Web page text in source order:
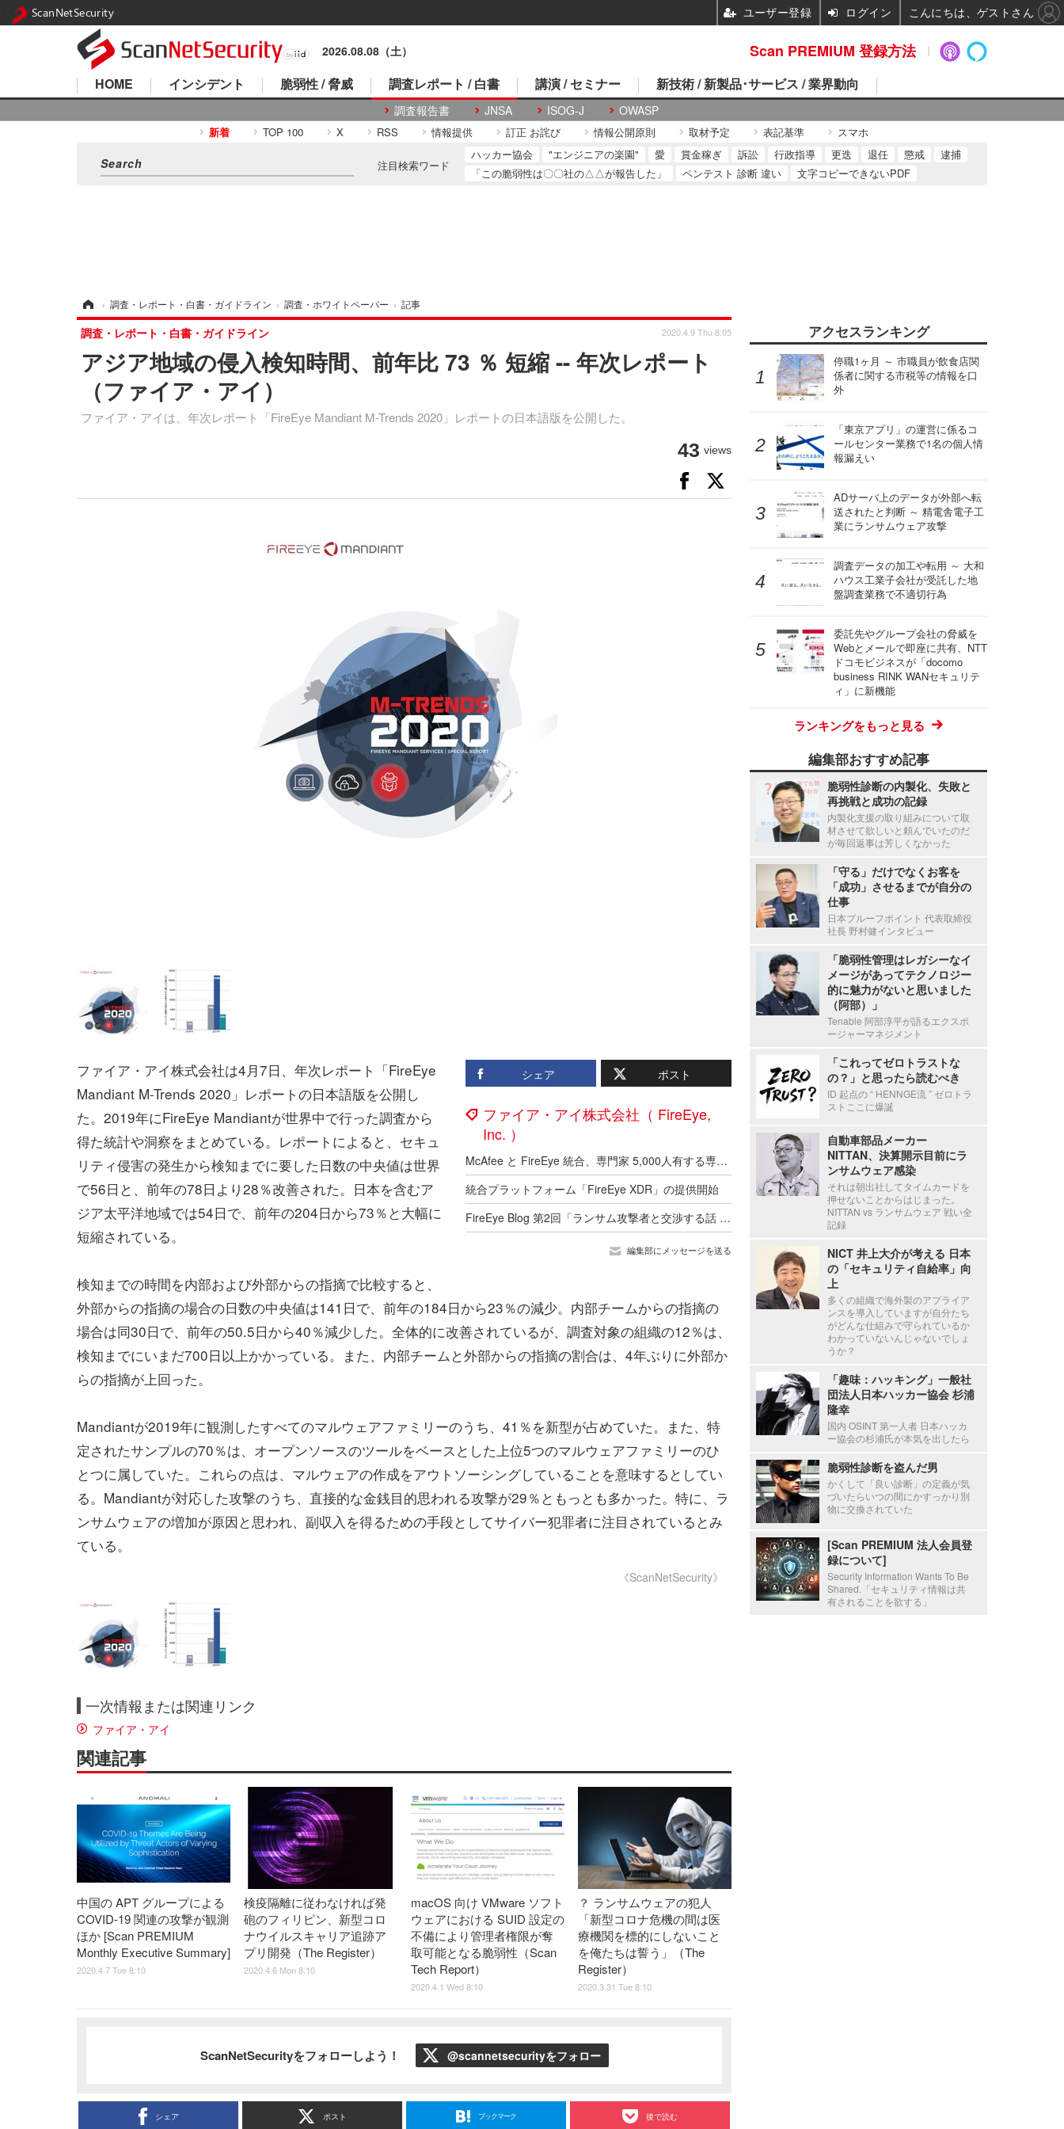
2026.08.08（土）
HOME インシデント 脆弱性 / 脅威 調査レポート / 白書
調査報告書 JNSA ISOG-J OWASP
講演 / セミナー 新技術 / 新製品･サービス / 業界動向
新着 TOP 100 X RSS 情報提供 訂正 お詫び 情報公開原則 取材予定 表記基準 スマホ
注目検索ワード
ハッカー協会 "エンジニアの楽園" 愛 賞金稼ぎ 訴訟 行政指導 更迭 退任 懲戒
逮捕
「この脆弱性は〇〇社の△△が報告した」
ペンテスト 診断 違い 文字コピーできないPDF
› 調査・レポート・白書・ガイドライン › 調査・ホワイトペーパー › 記事
アジア地域の侵入検知時間、前年比 73 ％ 短縮 -- 年次レポート
（ファイア・アイ）
ファイア・アイは、年次レポート「FireEye Mandiant M-Trends 2020」レポートの日本語版を公開した。
調査・レポート・白書・ガイドライン 2020.4.9 Thu 8:05
43 views
シェア ポスト
ファイア・アイ株式会社（ FireEye,
Inc. ）
McAfee と FireEye 統合、専門家 5,000人有する専業会社誕生
統合プラットフォーム「FireEye XDR」の提供開始
FireEye Blog 第2回「ランサム攻撃者と交渉する話 ― 身代金はどこまで値切れるか？」
編集部にメッセージを送る
ファイア・アイ株式会社は4月7日、年次レポート「FireEye
Mandiant M-Trends 2020」レポートの日本語版を公開し
た。2019年にFireEye Mandiantが世界中で行った調査から
得た統計や洞察をまとめている。レポートによると、セキュ
リティ侵害の発生から検知までに要した日数の中央値は世界
で56日と、前年の78日より28％改善された。日本を含むア
ジア太平洋地域では54日で、前年の204日から73％と大幅に
短縮されている。
検知までの時間を内部および外部からの指摘で比較すると、
外部からの指摘の場合の日数の中央値は141日で、前年の184日から23％の減少。内部チームからの指摘の
場合は同30日で、前年の50.5日から40％減少した。全体的に改善されているが、調査対象の組織の12％は、
検知までにいまだ700日以上かかっている。また、内部チームと外部からの指摘の割合は、4年ぶりに外部か
らの指摘が上回った。
Mandiantが2019年に観測したすべてのマルウェアファミリーのうち、41％を新型が占めていた。また、特
定されたサンプルの70％は、オープンソースのツールをベースとした上位5つのマルウェアファミリーのひ
とつに属していた。これらの点は、マルウェアの作成をアウトソーシングしていることを意味するとしてい
る。Mandiantが対応した攻撃のうち、直接的な金銭目的思われる攻撃が29％ともっとも多かった。特に、ラ
ンサムウェアの増加が原因と思われ、副収入を得るための手段としてサイバー犯罪者に注目されているとみ
ている。
《ScanNetSecurity》
一次情報または関連リンク
ファイア・アイ
関連記事
中国の APT グループによる
COVID-19 関連の攻撃が観測
ほか [Scan PREMIUM
Monthly Executive Summary]
2020.4.7 Tue 8:10
検疫隔離に従わなければ発
砲のフィリピン、新型コロ
ナウイルスキャリア追跡ア
プリ開発（The Register）
2020.4.6 Mon 8:10
macOS 向け VMware ソフト
ウェアにおける SUID 設定の
不備により管理者権限が奪
取可能となる脆弱性（Scan
Tech Report）
2020.4.1 Wed 8:10
？ ランサムウェアの犯人
「新型コロナ危機の間は医
療機関を標的にしないこと
を俺たちは誓う」（The
Register）
2020.3.31 Tue 8:10
ScanNetSecurityをフォローしよう！ @scannetsecurityをフォロー
シェア ポスト ブックマーク 後で読む
アクセスランキング
停職1ヶ月 ～ 市職員が飲食店関
係者に関する市税等の情報を口
外
「東京アプリ」の運営に係るコ
ールセンター業務で1名の個人情
報漏えい
ADサーバ上のデータが外部へ転
送されたと判断 ～ 精電舎電子工
業にランサムウェア攻撃
調査データの加工や転用 ～ 大和
ハウス工業子会社が受託した地
盤調査業務で不適切行為
委託先やグループ会社の脅威を
Webとメールで即座に共有、NTT
ドコモビジネスが「docomo
business RINK WANセキュリテ
ィ」に新機能
ランキングをもっと見る
編集部おすすめ記事
脆弱性診断の内製化、失敗と
再挑戦と成功の記録
内製化支援の取り組みについて取
材させて欲しいと頼んでいたのだ
が毎回返事は芳しくなかった
「守る」だけでなくお客を
「成功」させるまでが自分の
仕事
日本プルーフポイント 代表取締役
社長 野村健インタビュー
「脆弱性管理はレガシーなイ
メージがあってテクノロジー
的に魅力がないと思いました
（阿部）」
Tenable 阿部淳平が語るエクスポ
ージャーマネジメント
「これってゼロトラストな
の？」と思ったら読むべき
ID 起点の “ HENNGE流 ” ゼロトラ
ストここに爆誕
自動車部品メーカー
NITTAN、決算開示目前にラ
ンサムウェア感染
それは朝出社してタイムカードを
押せないことからはじまった。
NITTAN vs ランサムウェア 戦い全
記録
NICT 井上大介が考える 日本
の「セキュリティ自給率」向
上
多くの組織で海外製のアプライア
ンスを導入していますが自分たち
がどんな仕組みで守られているか
わかっていないんじゃないでしょ
うか？
「趣味：ハッキング」一般社
団法人日本ハッカー協会 杉浦
隆幸
国内 OSINT 第一人者 日本ハッカ
ー協会の杉浦氏が本気を出したら
脆弱性診断を盗んだ男
かくして「良い診断」の定義が気
づいたらいつの間にかすっかり別
物に交換されていた
[Scan PREMIUM 法人会員登
録について]
Security Information Wants To Be
Shared.「セキュリティ情報は共
有されることを欲する」
Scan PREMIUM 登録方法
ScanNetSecurity ユーザー登録 ログイン こんにちは、ゲストさん